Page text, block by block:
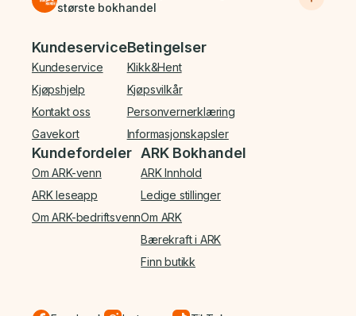
største bokhandel
Bunnmeny
Kundeservice
Kundeservice
Kjøpshjelp
Kontakt oss
Gavekort
Betingelser
Klikk&Hent
Kjøpsvilkår
Personvernerklæring
Informasjonskapsler
Kundefordeler
Om ARK-venn
ARK leseapp
Om ARK-bedriftsvenn
ARK Bokhandel
ARK Innhold
Ledige stillinger
Om ARK
Bærekraft i ARK
Finn butikk